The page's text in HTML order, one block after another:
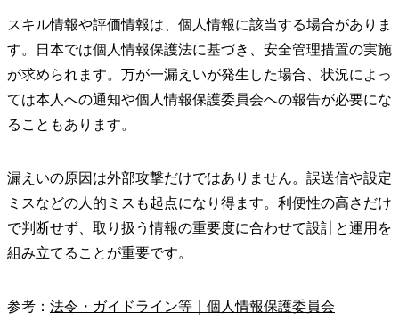
スキル情報や評価情報は、個人情報に該当する場合がありま
す。日本では個人情報保護法に基づき、安全管理措置の実施
が求められます。万が一漏えいが発生した場合、状況によっ
ては本人への通知や個人情報保護委員会への報告が必要にな
ることもあります。
漏えいの原因は外部攻撃だけではありません。誤送信や設定
ミスなどの人的ミスも起点になり得ます。利便性の高さだけ
で判断せず、取り扱う情報の重要度に合わせて設計と運用を
組み立てることが重要です。
参考： 法令・ガイドライン等｜個人情報保護委員会